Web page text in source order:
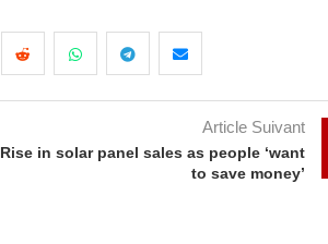
Article Suivant
Rise in solar panel sales as people ‘want
to save money’